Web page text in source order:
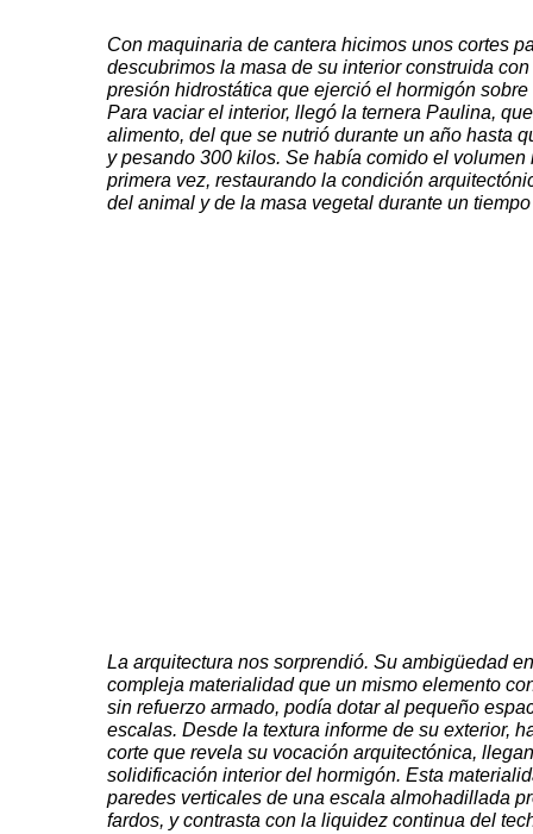
Con maquinaria de cantera hicimos unos cortes
descubrimos la masa de su interior construida
presión hidrostática que ejerció el hormigón
Para vaciar el interior, llegó la ternera Paulina,
alimento, del que se nutrió durante un año hasta
y pesando 300 kilos. Se había comido el
primera vez, restaurando la condición
del animal y de la masa vegetal durante un
La arquitectura nos sorprendió. Su ambigüedad
compleja materialidad que un mismo elemento
sin refuerzo armado, podía dotar al pequeño
escalas. Desde la textura informe de su exterior,
corte que revela su vocación arquitectónica,
solidificación interior del hormigón. Esta
paredes verticales de una escala almohadillada
fardos, y contrasta con la liquidez continua del